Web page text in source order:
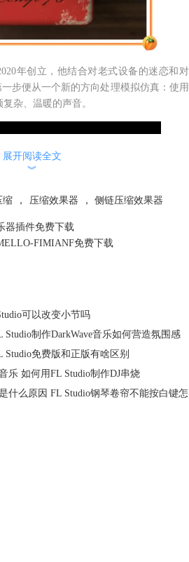
年创立，他结合对老式设备的迷恋和对
步便从一个新的方向处理模拟仿真：使用
杂、温暖的声音。
的灵敏度和音量，轻松获得想要的效果。
灵敏度推大，可获得华丽的长延音效果和
展开阅读全文
︾
缩 ， 压缩效果器 ， 侧链压缩效果器
器插件免费下载
FIMIANF免费下载
可以改变小节吗
Studio制作DarkWave音乐如何营造氛围感
Studio免费版和正版有啥区别
乐 如何用FL Studio制作DJ串烧
什么原因 FL Studio钢琴卷帘不能按白键怎